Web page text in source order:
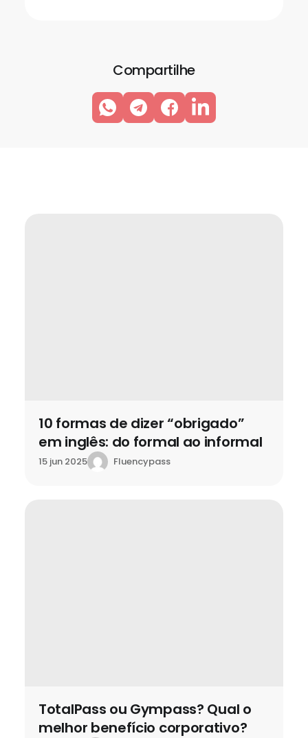
Compartilhe
10 formas de dizer “obrigado”
em inglês: do formal ao informal
15 jun 2025 Fluencypass
TotalPass ou Gympass? Qual o
melhor benefício corporativo?